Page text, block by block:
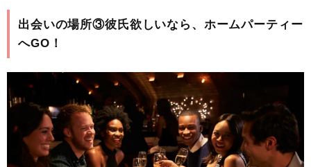
出会いの場所③彼氏欲しいなら、ホームパーティー
へGO！